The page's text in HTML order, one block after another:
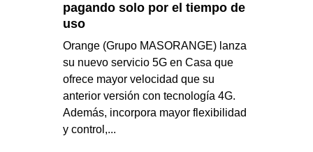
pagando solo por el tiempo de
uso
Orange (Grupo MASORANGE) lanza
su nuevo servicio 5G en Casa que
ofrece mayor velocidad que su
anterior versión con tecnología 4G.
Además, incorpora mayor flexibilidad
y control,...